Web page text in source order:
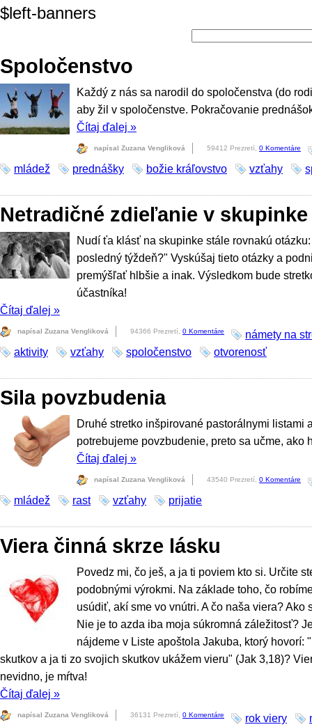
$left-banners
Spoločenstvo
Každý z nás sa narodil do spoločenstva (do
aby žil v spoločenstve. Pokračovanie
Čítaj ďalej »
napísal Zuzana Vengliková 59412 Prezretí, 0 Komentáre
mládež prednášky božie kráľovstvo vzťahy
Netradičné zdieľanie v skupinke
Nudí ťa klásť na skupinke stále rovnakú
posledný týždeň?" Vyskúšaj tieto otázky a
premýšľať hlbšie a inak. Výsledkom bude
účastníka!
Čítaj ďalej »
napísal Zuzana Vengliková 94366 Prezretí, 0 Komentáre
námety na
aktivity
vzťahy spoločenstvo otvorenosť
Sila povzbudenia
Druhé stretko inšpirované pastorálnymi listami
potrebujeme povzbudenie, preto sa učme, ako
Čítaj ďalej »
napísal Zuzana Vengliková 43540 Prezretí, 0 Komentáre
mládež rast vzťahy prijatie
Viera činná skrze lásku
Povedz mi, čo ješ, a ja ti poviem kto si. Určite
podobnými výrokmi. Na základe toho, čo
usúdiť, akí sme vo vnútri. A čo naša viera? Ako
Nie je to azda iba moja súkromná záležitosť?
nájdeme v Liste apoštola Jakuba, ktorý hovorí:
skutkov a ja ti zo svojich skutkov ukážem vieru" (Jak 3,18)?
nevidno, je mŕtva!
Čítaj ďalej »
napísal Zuzana Vengliková 36131 Prezretí, 0 Komentáre rok viery